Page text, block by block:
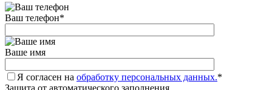
Ваш телефон*
Ваше имя
Я согласен на обработку персональных данных.*
Защита от автоматического заполнения